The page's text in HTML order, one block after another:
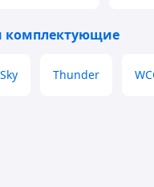
который защищает от
не деформируется и
комплектующие
Thunder